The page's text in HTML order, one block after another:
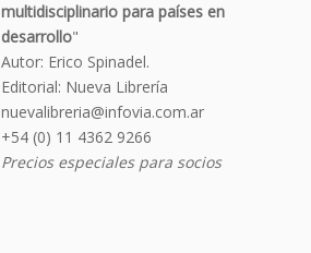
multidisciplinario para países en
desarrollo"
Autor: Erico Spinadel.
Editorial: Nueva Librería
nuevalibreria@infovia.com.ar
+54 (0) 11 4362 9266
Precios especiales para socios